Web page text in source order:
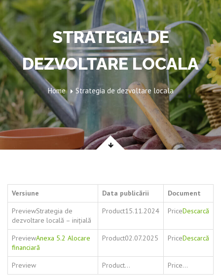
STRATEGIA DE
DEZVOLTARE LOCALA
Home Strategia de dezvoltare locala
Versiune Data publicării
Document
Strategia de
dezvoltare locală – inițială
15.11.2024 Descarcă
Anexa 5.2 Alocare
financiară
02.07.2025 Descarcă
… …